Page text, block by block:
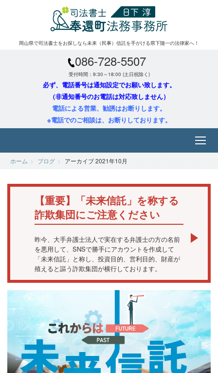
岡山県で司法書士をお探しなら未来（民事）信託を手がける県下随一の法律家へ！
086-728-5507
受付時間：9:30～18:00 (土日祝除く)
必ず、電話番号は通知設定でお願い致します。
（非通知番号のお電話は対応致しません）
電話による営業、勧誘はお断りします。
※電話でのご相談は、お断りしております。
ホーム ブログ アーカイブ 2021年10月
【重要】「未来信託」を称する
詐欺集団にご注意ください
昨今、大手弁護士法人で実在する弁護士の方の名前
を悪用して、SNSで勝手にアカウントを作成して
「未来信託」と称し、投資目的、営利目的、財産が
殖えると謳う詐欺集団が横行しております。